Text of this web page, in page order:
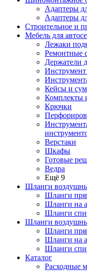
Адаптеры
Адаптеры
Строительное и
Мебель для
Лежаки
Ремонтные
Держатели
Кейсы и
Комплекты
Крючки
Верстаки
Шкафы
Готовые
Ведра
Ещё 9
Шланги
Шланги
Шланги на
Шланги
Шланги
Шланги
Шланги на
Шланги
Каталог
Расходные